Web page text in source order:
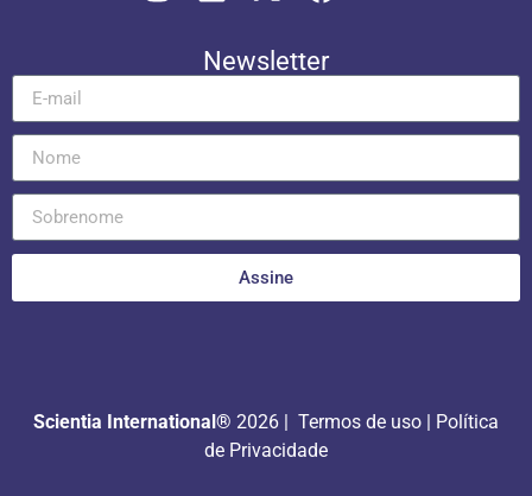
Newsletter
Assine
Scientia International® 2026 | Termos de uso
Política
de Privacidade